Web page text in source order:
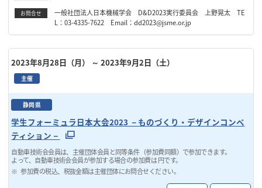
お問合せ
一般社団法人日本機械学会 D&D2023実行委員会 上野晃太 TE
L：03-4335-7622 Email：dd2023@jsme.or.jp
2023年8月28日（月） ～ 2023年9月2日（土）
主催
静岡県
学生フォーミュラ日本大会2023 －ものづくり・デザインコンペ
ティション－
自動車技術会会員は、主催団体会員と同等条件（参加費同額）で参加できます。
よって、自動車技術会会員が参加する場合の参加費は 円です。
参加費の税込、税抜金額は主催団体にお問合せください。